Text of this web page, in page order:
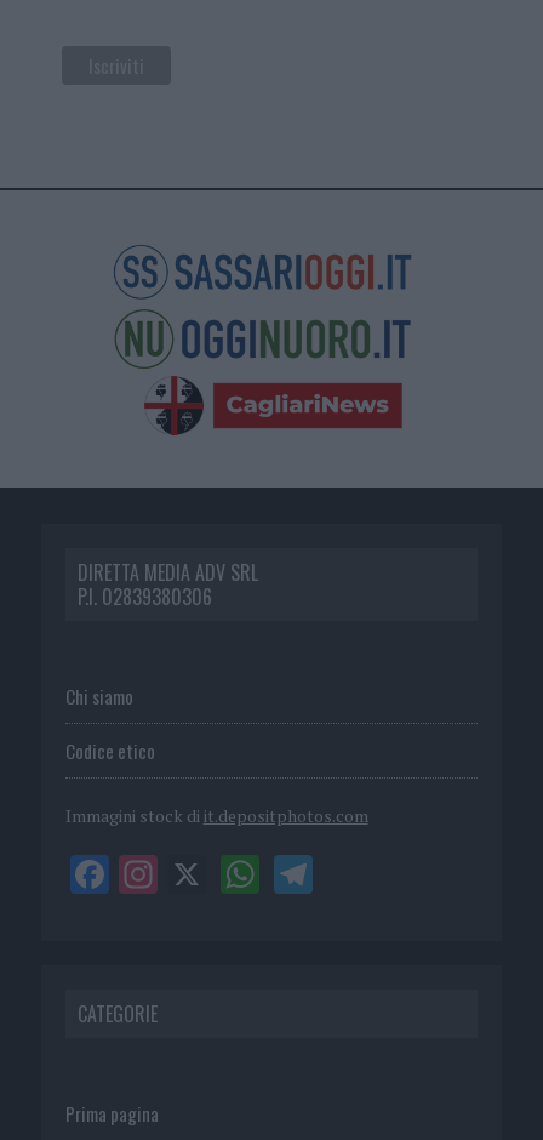
DIRETTA MEDIA ADV SRL
P.I. 02839380306
Chi siamo
Codice etico
Immagini stock di it.depositphotos.com
CATEGORIE
Prima pagina